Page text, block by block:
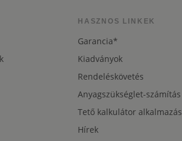
HASZNOS LINKEK
Garancia*
Kiadványok
Rendeléskövetés
Anyagszükséglet-számítás
Tető kalkulátor alkalmazás
Hírek